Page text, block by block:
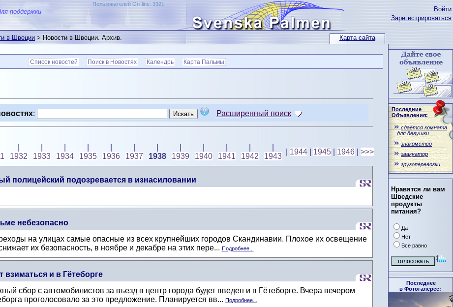
Карта сайта
Войти
Зарегистрироваться
Последние
Объявления:
сдаётся комната
для девушки
знакомство
эвакуатор
грузоперевозки
Нравятся ли вам
Шведские
продукты
питания?
Да
Нет
Все равно
Последнее
в Фотогалерее:
поддержки
Пользователей On-line: 3321
в Швеции> Новости в Швеции. Архив.
Список новостей Поиск в Новостях Календрь Карта Пальмы
: Расширенный поиск
1932
1933
1934
1935
1936
1937
1938
1939
1940
1941
1942
1943
1944 1945 1946 >>>
полицейский подозревается в изнасиловании
небезопасно
на улицах самые опасные из всех крупнейших городов Скандинавии. Плохое их освещение
их безопасность, в ноябре и декабре на этих пере... Подробнее...
взиматься и в Гётеборге
сбор с автомобилистов за въезд в центр города будет введен и в Гётеборге. Вчера вечером
проголосовало за это предложение. Планируется вв... Подробнее...